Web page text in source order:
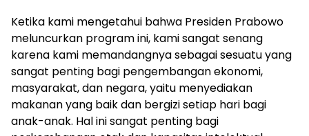
Ketika kami mengetahui bahwa Presiden Prabowo
meluncurkan program ini, kami sangat senang
karena kami memandangnya sebagai sesuatu yang
sangat penting bagi pengembangan ekonomi,
masyarakat, dan negara, yaitu menyediakan
makanan yang baik dan bergizi setiap hari bagi
anak-anak. Hal ini sangat penting bagi